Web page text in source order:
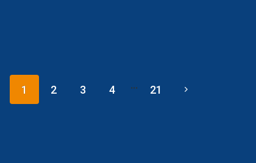
1 2 3 4 ... 21